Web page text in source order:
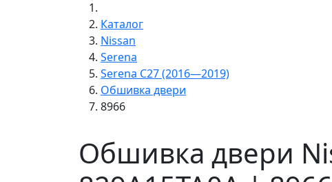
Каталог
Nissan
Serena
Serena C27 (2016—2019)
Обшивка двери
8966
Обшивка двери